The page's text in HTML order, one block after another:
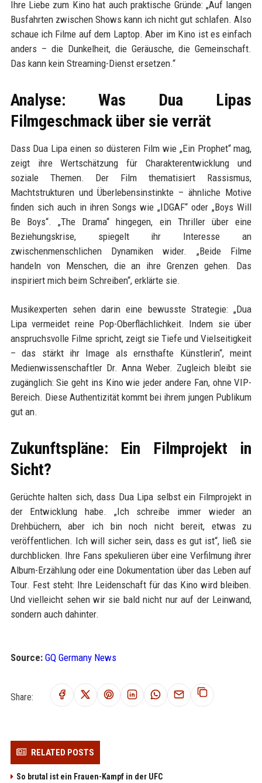
Ihre Liebe zum Kino hat auch praktische Gründe: „Auf langen
Busfahrten zwischen Shows kann ich nicht gut schlafen. Also
schaue ich Filme auf dem Laptop. Aber im Kino ist es einfach
anders – die Dunkelheit, die Geräusche, die Gemeinschaft.
Das kann kein Streaming-Dienst ersetzen.“
Analyse: Was Dua Lipas
Filmgeschmack über sie verrät
Dass Dua Lipa einen so düsteren Film wie „Ein Prophet“ mag,
zeigt ihre Wertschätzung für Charakterentwicklung und
soziale Themen. Der Film thematisiert Rassismus,
Machtstrukturen und Überlebensinstinkte – ähnliche Motive
finden sich auch in ihren Songs wie „IDGAF“ oder „Boys Will
Be Boys“. „The Drama“ hingegen, ein Thriller über eine
Beziehungskrise, spiegelt ihr Interesse an
zwischenmenschlichen Dynamiken wider. „Beide Filme
handeln von Menschen, die an ihre Grenzen gehen. Das
inspiriert mich beim Schreiben“, erklärte sie.
Musikexperten sehen darin eine bewusste Strategie: „Dua
Lipa vermeidet reine Pop-Oberflächlichkeit. Indem sie über
anspruchsvolle Filme spricht, zeigt sie Tiefe und Vielseitigkeit
– das stärkt ihr Image als ernsthafte Künstlerin“, meint
Medienwissenschaftler Dr. Anna Weber. Zugleich bleibt sie
zugänglich: Sie geht ins Kino wie jeder andere Fan, ohne VIP-
Bereich. Diese Authentizität kommt bei ihrem jungen Publikum
gut an.
Zukunftspläne: Ein Filmprojekt in
Sicht?
Gerüchte halten sich, dass Dua Lipa selbst ein Filmprojekt in
der Entwicklung habe. „Ich schreibe immer wieder an
Drehbüchern, aber ich bin noch nicht bereit, etwas zu
veröffentlichen. Ich will sicher sein, dass es gut ist“, ließ sie
durchblicken. Ihre Fans spekulieren über eine Verfilmung ihrer
Album-Erzählung oder eine Dokumentation über das Leben auf
Tour. Fest steht: Ihre Leidenschaft für das Kino wird bleiben.
Und vielleicht sehen wir sie bald nicht nur auf der Leinwand,
sondern auch dahinter.
Source: GQ Germany News
Share:
RELATED POSTS
So brutal ist ein Frauen-Kampf in der UFC